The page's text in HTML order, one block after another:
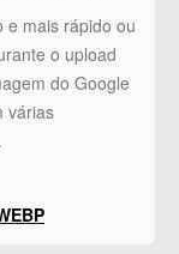
e mais rápido ou
o upload
do Google
várias